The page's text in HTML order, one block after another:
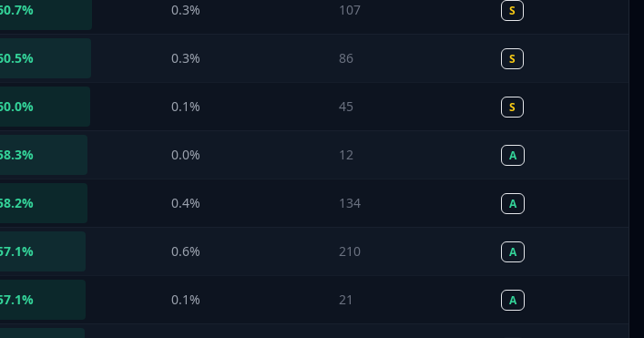
% 0.3% 107 S
% 0.3% 86 S
% 0.1% 45 S
% 0.0% 12 A
% 0.4% 134 A
% 0.6% 210 A
% 0.1% 21 A